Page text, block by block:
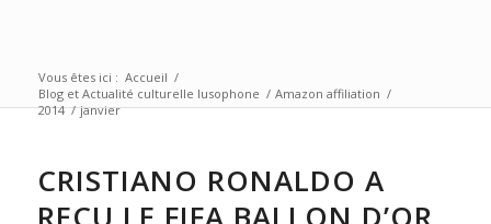
Vous êtes ici : Accueil /
Blog et Actualité culturelle lusophone / Amazon affiliation /
2014 / janvier
CRISTIANO RONALDO A